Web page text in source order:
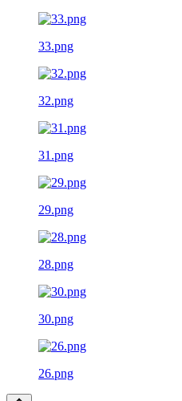
33.png
32.png
31.png
29.png
28.png
30.png
26.png